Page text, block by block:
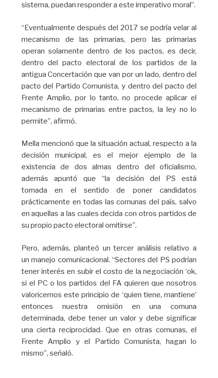
sistema, puedan responder a este imperativo moral”.
“Eventualmente después del 2017 se podría velar al
mecanismo de las primarias, pero las primarias
operan solamente dentro de los pactos, es decir,
dentro del pacto electoral de los partidos de la
antigua Concertación que van por un lado, dentro del
pacto del Partido Comunista, y dentro del pacto del
Frente Amplio, por lo tanto, no procede aplicar el
mecanismo de primarias entre pactos, la ley no lo
permite”, afirmó.
Mella mencionó que la situación actual, respecto a la
decisión municipal, es el mejor ejemplo de la
existencia de dos almas dentro del oficialismo,
además apuntó que “la decisión del PS está
tomada en el sentido de poner candidatos
prácticamente en todas las comunas del país, salvo
en aquellas a las cuales decida con otros partidos de
su propio pacto electoral omitirse”.
Pero, además, planteó un tercer análisis relativo a
un manejo comunicacional. “Sectores del PS podrían
tener interés en subir el costo de la negociación ‘ok,
si el PC o los partidos del FA quieren que nosotros
valoricemos este principio de ‘quien tiene, mantiene’
entonces nuestra omisión en una comuna
determinada, debe tener un valor y debe significar
una cierta reciprocidad. Que en otras comunas, el
Frente Amplio y el Partido Comunista, hagan lo
mismo”, señaló.